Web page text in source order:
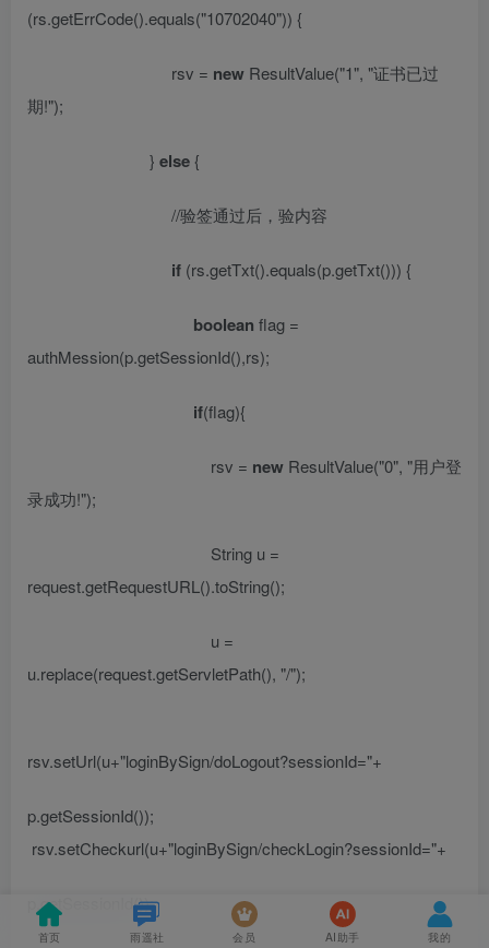
(rs.getErrCode().equals("10702040")) {
rsv = new ResultValue("1", "证书已过
期!");
} else {
//验签通过后，验内容
if (rs.getTxt().equals(p.getTxt())) {
boolean flag =
authMession(p.getSessionId(),rs);
if(flag){
rsv = new ResultValue("0", "用户登
录成功!");
String u =
request.getRequestURL().toString();
u =
u.replace(request.getServletPath(), "/");
rsv.setUrl(u+"loginBySign/doLogout?sessionId="+
p.getSessionId());
rsv.setCheckurl(u+"loginBySign/checkLogin?sessionId="+
p.getSessionId());
首页 雨遥社 会员 AI助手 我的